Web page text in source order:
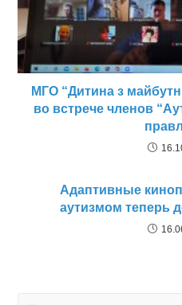
МГО “Дитина з
во встрече членов
Адаптивные
аутизмом теперь